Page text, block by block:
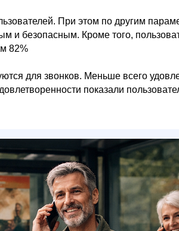
При этом по другим
и безопасным. Кроме того,
82%
для звонков. Меньше всего
показали